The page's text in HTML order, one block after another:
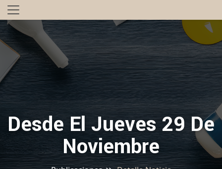
Desde El Jueves 29 De
Noviembre